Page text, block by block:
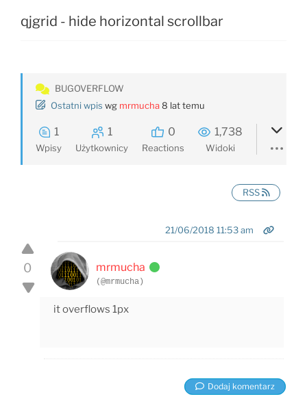
qjgrid - hide horizontal scrollbar
BUGOVERFLOW
Ostatni wpis wg mrmucha8 lat temu
1
Wpisy
1
Użytkownicy
0
Reactions
1,738
Widoki
RSS
0
21/06/2018 11:53 am
mrmucha
(@mrmucha)
it overflows 1px
Dodaj komentarz